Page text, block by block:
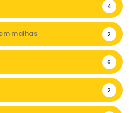
4
malhas 2
6
2